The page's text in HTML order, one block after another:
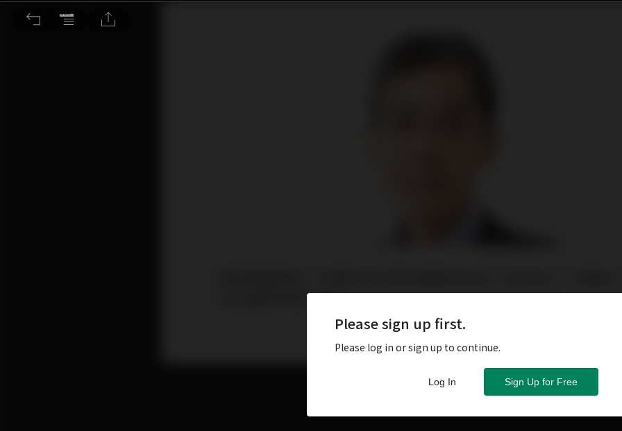
市場焦點料轉向 中美宏觀經濟變化
定估值等動作應已完成。
Please sign up first.
Please log in or sign up to continue.
Sign Up for Free
Log In